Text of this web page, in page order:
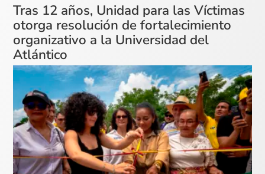
Tras 12 años, Unidad para las Víctimas
otorga resolución de fortalecimiento
organizativo a la Universidad del
Atlántico